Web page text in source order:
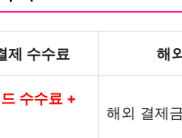
제 수수료 해
수수료 +
해외 결제